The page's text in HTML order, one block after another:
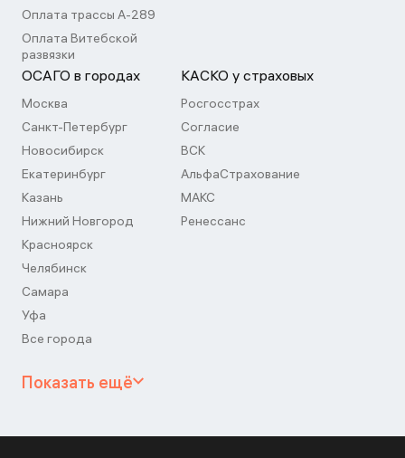
Оплата трассы А-289
Оплата Витебской
развязки
ОСАГО в городах
Москва
Санкт-Петербург
Новосибирск
Екатеринбург
Казань
Нижний Новгород
Красноярск
Челябинск
Самара
Уфа
Все города
КАСКО у страховых
Росгосстрах
Согласие
ВСК
АльфаСтрахование
МАКС
Ренессанс
Показать ещё